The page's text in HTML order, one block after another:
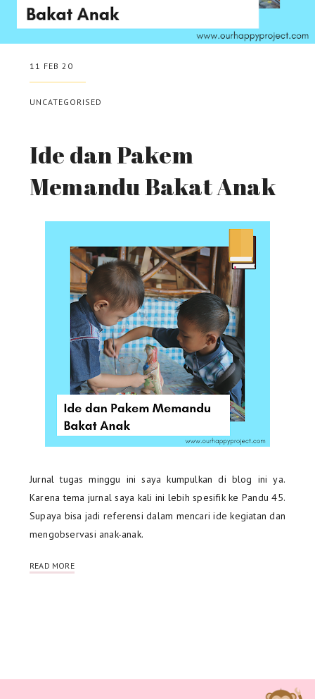
11 FEB 20
UNCATEGORISED
Ide dan Pakem
Memandu Bakat Anak
Jurnal tugas minggu ini saya kumpulkan di blog ini ya.
Karena tema jurnal saya kali ini lebih spesifik ke Pandu 45.
Supaya bisa jadi referensi dalam mencari ide kegiatan dan
mengobservasi anak-anak.
READ MORE